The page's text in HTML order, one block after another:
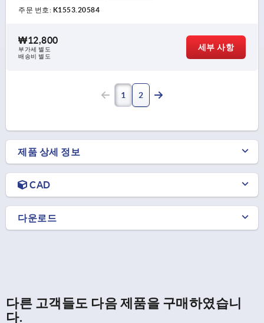
주문 번호: K1553.20584
₩12,800
부가세 별도
배송비 별도
세부 사항
1 2
제품 상세 정보
CAD
다운로드
다른 고객들도 다음 제품을 구매하였습니
다.